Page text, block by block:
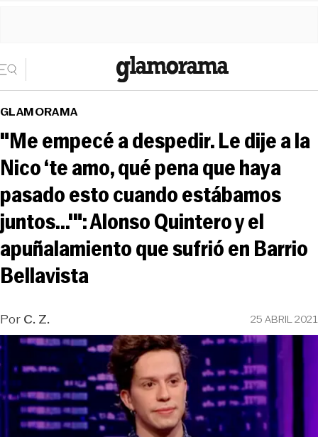
GLAMORAMA
"Me empecé a despedir. Le dije a la
Nico ‘te amo, qué pena que haya
pasado esto cuando estábamos
juntos...'": Alonso Quintero y el
apuñalamiento que sufrió en Barrio
Bellavista
PorC. Z. 25 ABRIL 2021